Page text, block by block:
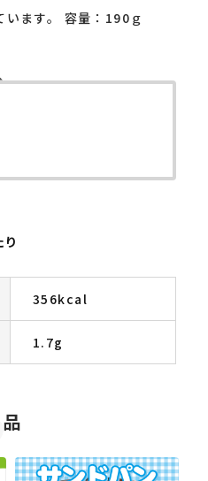
います。 容量：190ｇ
356kcal
1.7g